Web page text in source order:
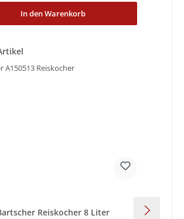
In den Warenkorb
überspringen
Reiskocher 8 Liter